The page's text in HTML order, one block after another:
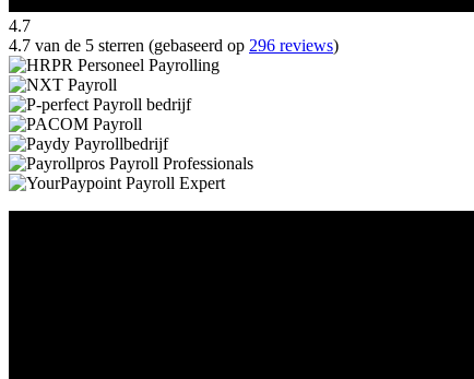
4.7
4.7 van de 5 sterren (gebaseerd op 296 reviews)